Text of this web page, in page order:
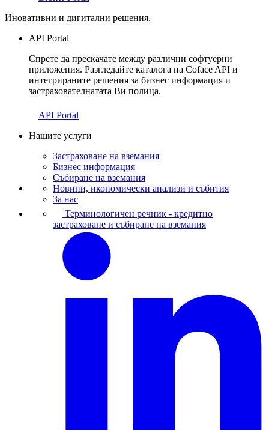
Иновативни и дигитални решения.
API Portal
Спрете да прескачате между различни софтуерни
приложения. Разгледайте каталога на Coface API и
интегрираните решения за бизнес информация и
застрахователнатата Ви полица.
API Portal
Нашите услуги
Застраховане на вземания
Бизнес информация
Събиране на вземания
Новини, икономически анализи и събития
За нас
Терминологичен речник - кредитно
застраховане и събиране на вземания